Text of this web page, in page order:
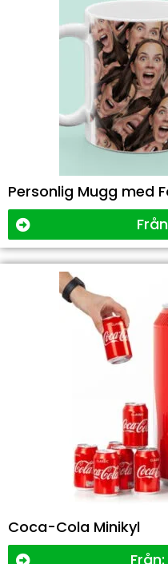
Personlig Mugg med
Coca-Cola Minikyl
Från: